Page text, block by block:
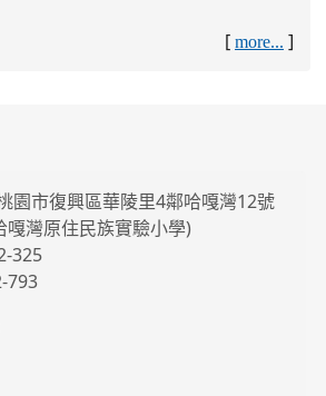
[ more... ]
園市復興區華陵里4鄰哈嘎灣12號
嘎灣原住民族實驗小學)
325
793